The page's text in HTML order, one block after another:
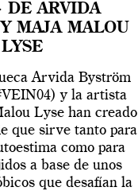
DE ARVIDA
MAJA MALOU
LYSE
Arvida Byström
y la artista
Lyse han creado
que sirve tanto para
como para
a base de unos
que desafían la